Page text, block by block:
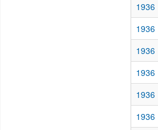
1936
1936
1936
1936
1936
1936